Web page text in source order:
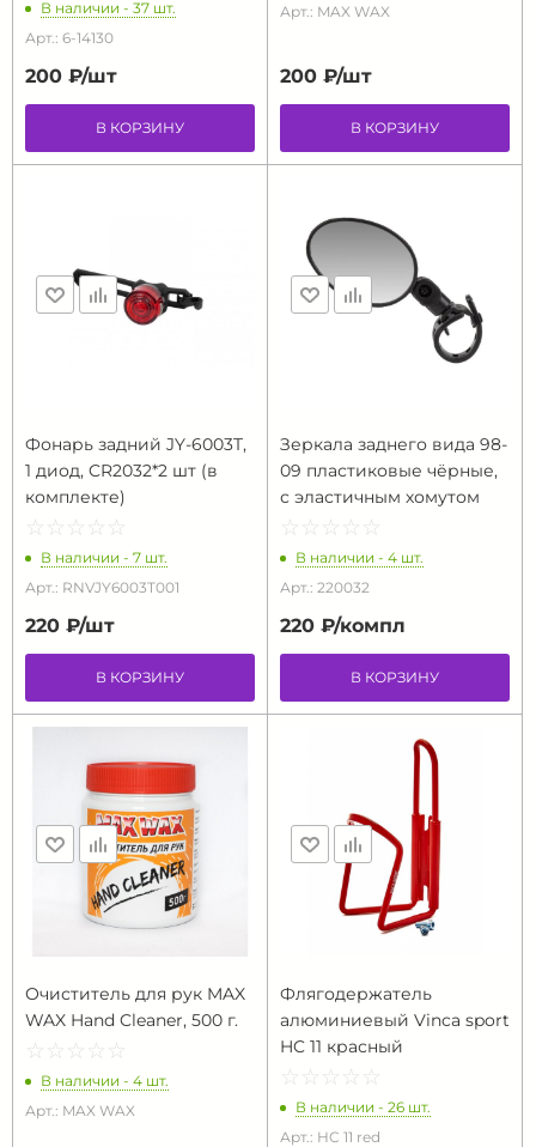
В наличии - 37 шт.
Арт.: 6-14130
200 ₽/шт
В КОРЗИНУ
Арт.: MAX WAX
200 ₽/шт
В КОРЗИНУ
Фонарь задний JY-6003T,
1 диод, CR2032*2 шт (в
комплекте)
☆ ☆ ☆ ☆ ☆
★ ★ ★ ★ ★
В наличии - 7 шт.
Арт.: RNVJY6003T001
220 ₽/шт
В КОРЗИНУ
Зеркала заднего вида 98-
09 пластиковые чёрные,
с эластичным хомутом
☆ ☆ ☆ ☆ ☆
★ ★ ★ ★ ★
В наличии - 4 шт.
Арт.: 220032
220 ₽/компл
В КОРЗИНУ
Очиститель для рук MAX
WAX Hand Cleaner, 500 г.
☆ ☆ ☆ ☆ ☆
★ ★ ★ ★ ★
В наличии - 4 шт.
Арт.: MAX WAX
Флягодержатель
алюминиевый Vinca sport
HC 11 красный
☆ ☆ ☆ ☆ ☆
★ ★ ★ ★ ★
В наличии - 26 шт.
Арт.: HC 11 red